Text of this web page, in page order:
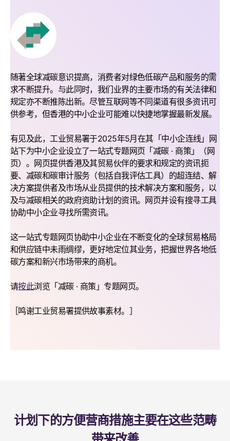
随著全球减碳意识提高，消费者对绿色低碳产品和服务的需
求不断提升。与此同时，我们业界的主要市场的有关法律和
规定亦不断推陈出新。尽管互联网等不同渠道有很多资讯可
供参考，但香港的中小企业可能难以快捷地掌握最新发展。
有见及此，工业贸易署于2025年5月在其「中小企连线」网
站下为中小企业设立了一站式专题网页「减碳 · 商策」（网
页）。网页提供香港及其贸易伙伴的要求和规定的资讯扼
要、减碳和碳审计服务（包括自我评估工具）的超连结、解
决方案提供者及市场从业员提供的技术解决方案和服务，以
及与减碳相关的政府资助计划的资讯。网页并设有搜寻工具
协助中小企业寻找所需资讯。
这一站式专题网页协助中小企业在不断变化的全球贸易格局
和供应链中未雨绸缪，更好地定位其业务，把握世界各地低
碳方案和新兴市场带来的商机。
请按此浏览「减碳 · 商策」专题网页。
［鸣谢工业贸易署提供故事素材。］
计划下的方便营商措施主要在这些范畴